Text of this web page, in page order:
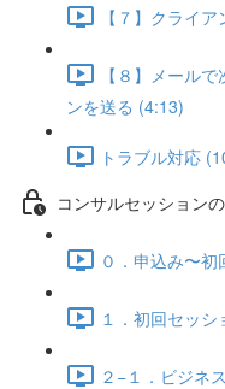
【７】クライ
【８】メール
ンを送る (4:13)
トラブル対応
コンサルセッション
０．申込み〜
１．初回セッ
２−１．ビジネ